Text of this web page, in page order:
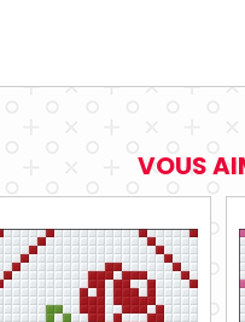
VOUS